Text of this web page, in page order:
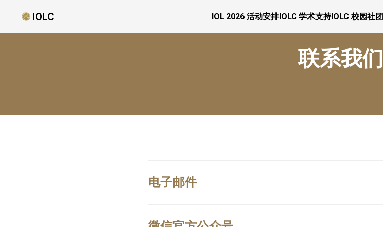
IOLC IOL 2026 活动安排IOLC 学术支持IOLC 校园社团
联系我们
电子邮件